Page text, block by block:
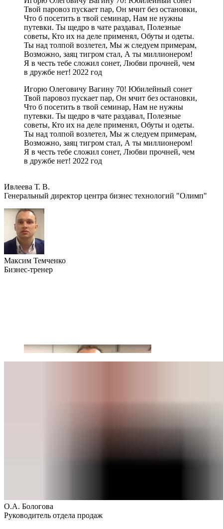
Твой паровоз пускает пар, Он мчит без остановки,
Что б посетить в твой семинар, Нам не нужны
путевки. Ты щедро в чате раздавал, Полезные
советы, Кто их на деле применял, Обуты и одеты.
Ты над толпой возлетел, Мы ж следуем примерам,
Возможно, заяц тигром стал, А ты миллионером!
Я в честь тебе сложил сонет, Любви прочней, чем
в дружбе нет! 2022 год
Игорю Олеговичу Вагину 70! Юбилейный сонет
Твой паровоз пускает пар, Он мчит без остановки,
Что б посетить в твой семинар, Нам не нужны
путевки. Ты щедро в чате раздавал, Полезные
советы, Кто их на деле применял, Обуты и одеты.
Ты над толпой возлетел, Мы ж следуем примерам,
Возможно, заяц тигром стал, А ты миллионером!
Я в честь тебе сложил сонет, Любви прочней, чем
в дружбе нет! 2022 год
Ивлеева Т. В.
Генеральный директор центра бизнес технологий "Олимп"
Максим Темченко
Бизнес-тренер
О.А. Бологова
Руководитель отдела продаж